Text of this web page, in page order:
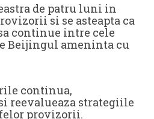
de patru luni in
si se asteapta ca
continue intre cele
Beijingul ameninta cu
continua,
reevalueaza strategiile
provizorii.